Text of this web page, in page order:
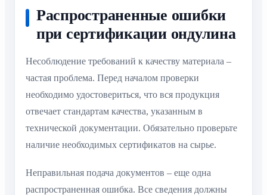
Распространенные ошибки
при сертификации ондулина
Несоблюдение требований к качеству материала –
частая проблема. Перед началом проверки
необходимо удостовериться, что вся продукция
отвечает стандартам качества, указанным в
технической документации. Обязательно проверьте
наличие необходимых сертификатов на сырье.
Неправильная подача документов – еще одна
распространенная ошибка. Все сведения должны